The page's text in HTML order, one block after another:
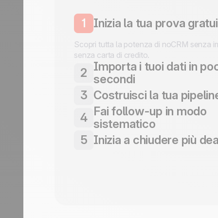
1 Inizia la tua prova
Scopri tutta la potenza di noCRM senza
senza carta di credito.
2 Importa i tuoi dati in
secondi
Importa lead da qualsiasi fonte: email,
moduli o CSV in pochi clic.
3 Costruisci la tua
Crea un processo di vendita che si adatti
lavorare.
4 Fai follow-up in modo
sistematico
Affidati ai promemoria e ai segnali visivi
avanzare i deal.
5 Inizia a chiudere più